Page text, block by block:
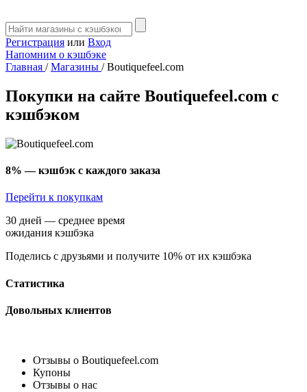
Регистрация или Вход
Напомним о кэшбэке
Главная / Магазины / Boutiquefeel.com
Покупки на сайте Boutiquefeel.com с
кэшбэком
8% — кэшбэк с каждого заказа
Перейти к покупкам
30 дней — среднее время
ожидания кэшбэка
Поделись с друзьями и получите 10% от их кэшбэка
Статистика
Довольных клиентов
Отзывы о Boutiquefeel.com
Купоны
Отзывы о нас